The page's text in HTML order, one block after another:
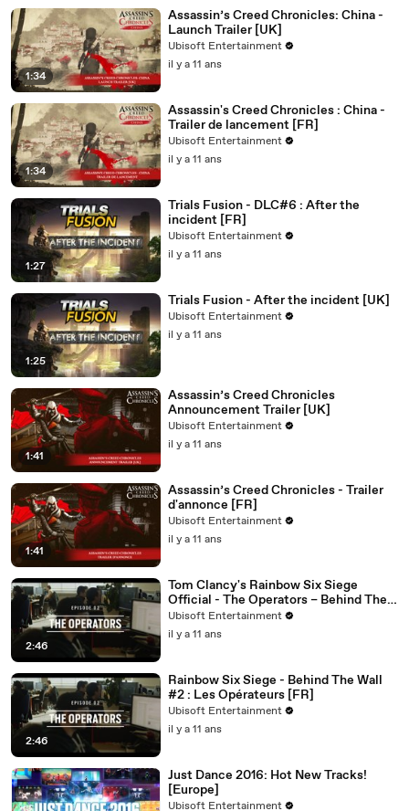
1:34
Assassin’s Creed Chronicles: China -
Launch Trailer [UK]
Ubisoft Entertainment
il y a 11 ans
1:34
Assassin's Creed Chronicles : China -
Trailer de lancement [FR]
Ubisoft Entertainment
il y a 11 ans
1:27
Trials Fusion - DLC#6 : After the
incident [FR]
Ubisoft Entertainment
il y a 11 ans
1:25
Trials Fusion - After the incident [UK]
Ubisoft Entertainment
il y a 11 ans
1:41
Assassin’s Creed Chronicles
Announcement Trailer [UK]
Ubisoft Entertainment
il y a 11 ans
1:41
Assassin’s Creed Chronicles - Trailer
d'annonce [FR]
Ubisoft Entertainment
il y a 11 ans
2:46
Tom Clancy's Rainbow Six Siege
Official - The Operators – Behind The
Wall #2 [UK]
Ubisoft Entertainment
il y a 11 ans
2:46
Rainbow Six Siege - Behind The Wall
#2 : Les Opérateurs [FR]
Ubisoft Entertainment
il y a 11 ans
Just Dance 2016: Hot New Tracks!
[Europe]
Ubisoft Entertainment